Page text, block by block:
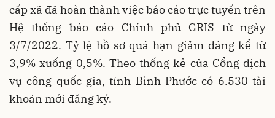
cấp xã đã hoàn thành việc báo cáo trực tuyến trên
Hệ thống báo cáo Chính phủ GRIS từ ngày
3/7/2022. Tỷ lệ hồ sơ quá hạn giảm đáng kể từ
3,9% xuống 0,5%. Theo thống kê của Cổng dịch
vụ công quốc gia, tỉnh Bình Phước có 6.530 tài
khoản mới đăng ký.